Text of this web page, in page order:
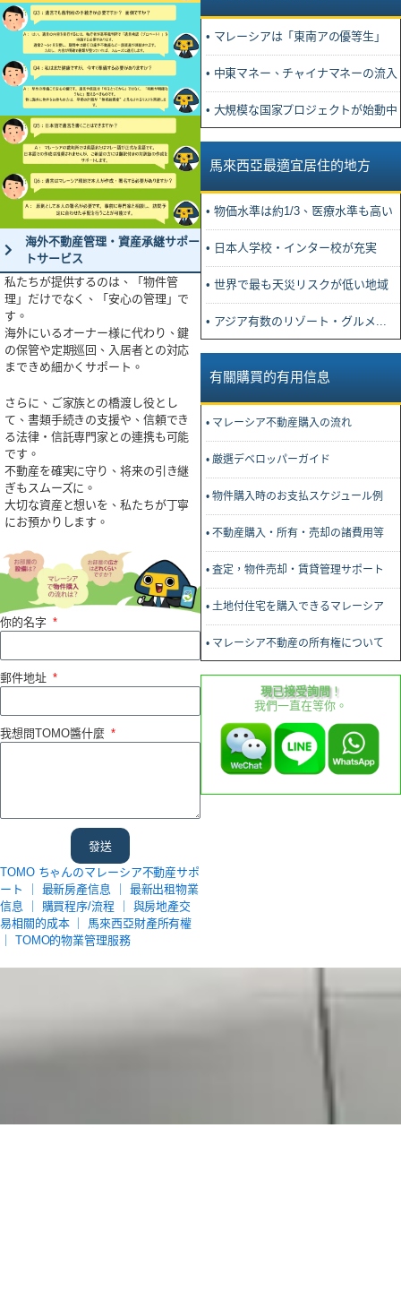
• マレーシアは「東南アの優等生」
• 中東マネー、チャイナマネーの流入
• 大規模な国家プロジェクトが始動中
馬來西亞最適宜居住的地方
• 物価水準は約1/3、医療水準も高い
• 日本人学校・インター校が充実
• 世界で最も天災リスクが低い地域
• アジア有数のリゾート・グルメ...
有關購買的有用信息
• マレーシア不動産購入の流れ
• 厳選デベロッパーガイド
• 物件購入時のお支払スケジュール例
• 不動産購入・所有・売却の諸費用等
• 査定，物件売却・賃貸管理サポート
• 土地付住宅を購入できるマレーシア
• マレーシア不動産の所有権について
現已接受詢問！
我們一直在等你。
海外不動産管理・資産承継サポー
トサービス
私たちが提供するのは、「物件管
理」だけでなく、「安心の管理」で
す。
海外にいるオーナー様に代わり、鍵
の保管や定期巡回、入居者との対応
まできめ細かくサポート。
さらに、ご家族との橋渡し役とし
て、書類手続きの支援や、信頼でき
る法律・信託専門家との連携も可能
です。
不動産を確実に守り、将来の引き継
ぎもスムーズに。
大切な資産と想いを、私たちが丁寧
にお預かりします。
你的名字
郵件地址
我想問TOMO醬什麼
發送
TOMO ちゃんのマレーシア不動産サポ
ート ｜ 最新房產信息
最新出租物業
信息
購買程序/流程
與房地產交
易相關的成本｜ 馬來西亞財產所有權
TOMO的物業管理服務